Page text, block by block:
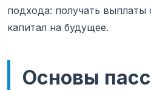
подхода: получать выплаты
капитал на будущее.
Основы